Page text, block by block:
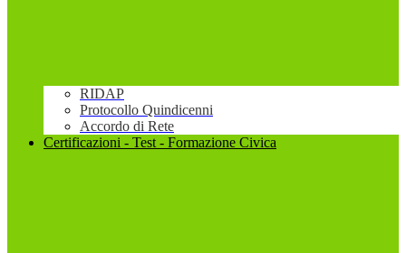
RIDAP
Protocollo Quindicenni
Accordo di Rete
Certificazioni - Test - Formazione Civica